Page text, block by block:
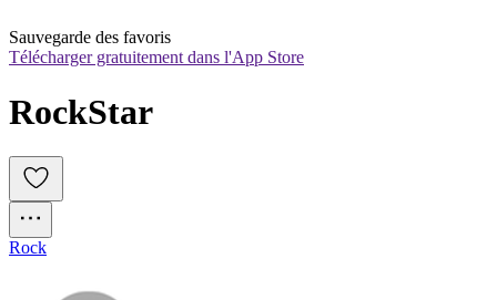
Sauvegarde des favoris
Télécharger gratuitement dans l'App Store
RockStar
Rock